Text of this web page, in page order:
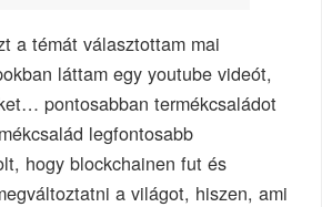
a témát választottam mai
láttam egy youtube videót,
pontosabban termékcsaládot
legfontosabb
hogy blockchainen fut és
a világot, hiszen, ami